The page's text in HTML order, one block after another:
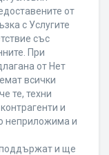
от
с Услугите
със
При
от Нет
всички
те, техни
и
неприложима и
и ще